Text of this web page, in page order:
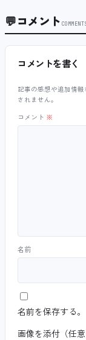
💬コメント
コメントを書く
記事の感想や追加情
されません。
コメント ※
名前
名前を保存する。
画像を添付（任意